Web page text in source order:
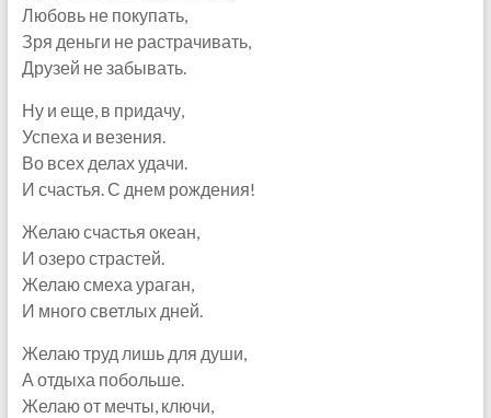
Любовь не покупать,
Зря деньги не растрачивать,
Друзей не забывать.
Ну и еще, в придачу,
Успеха и везения.
Во всех делах удачи.
И счастья. С днем рождения!
Желаю счастья океан,
И озеро страстей.
Желаю смеха ураган,
И много светлых дней.
Желаю труд лишь для души,
А отдыха побольше.
Желаю от мечты, ключи,